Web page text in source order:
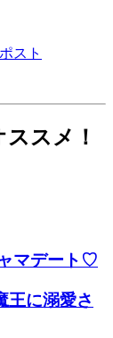
スト
スメ！
マデート♡
王に溺愛さ